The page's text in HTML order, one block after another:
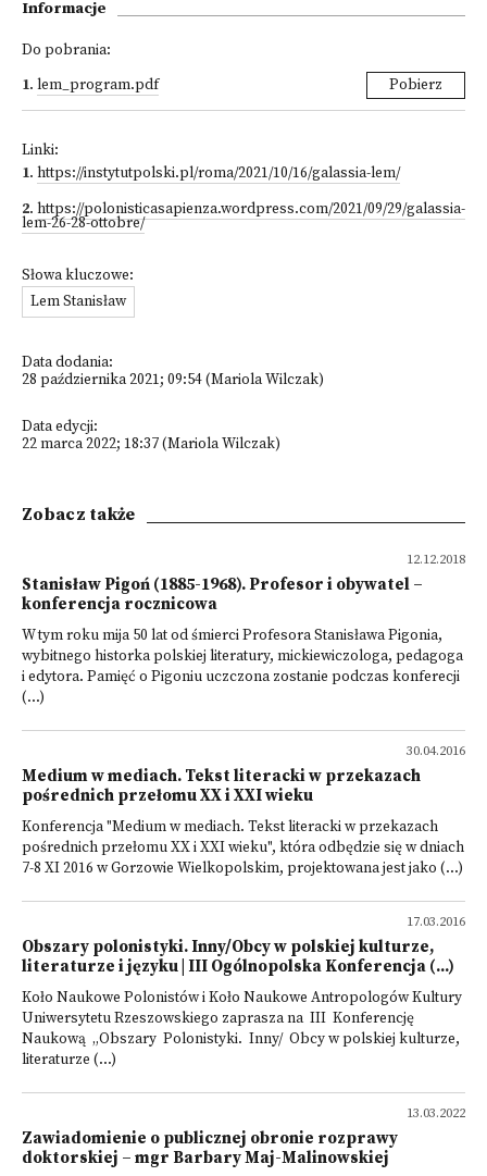
Informacje
Do pobrania:
1. lem_program.pdf Pobierz
Linki:
1. https://instytutpolski.pl/roma/2021/10/16/galassia-lem/
2. https://polonisticasapienza.wordpress.com/2021/09/29/galassia-
lem-26-28-ottobre/
Słowa kluczowe:
Lem Stanisław
Data dodania:
28 października 2021; 09:54 (Mariola Wilczak)
Data edycji:
22 marca 2022; 18:37 (Mariola Wilczak)
Zobacz także
12.12.2018
Stanisław Pigoń (1885-1968). Profesor i obywatel –
konferencja rocznicowa
W tym roku mija 50 lat od śmierci Profesora Stanisława Pigonia,
wybitnego historka polskiej literatury, mickiewiczologa, pedagoga
i edytora. Pamięć o Pigoniu uczczona zostanie podczas konferecji
(...)
30.04.2016
Medium w mediach. Tekst literacki w przekazach
pośrednich przełomu XX i XXI wieku
Konferencja "Medium w mediach. Tekst literacki w przekazach
pośrednich przełomu XX i XXI wieku", która odbędzie się w dniach
7-8 XI 2016 w Gorzowie Wielkopolskim, projektowana jest jako (...)
17.03.2016
Obszary polonistyki. Inny/Obcy w polskiej kulturze,
literaturze i języku | III Ogólnopolska Konferencja (...)
Koło Naukowe Polonistów i Koło Naukowe Antropologów Kultury
Uniwersytetu Rzeszowskiego zaprasza na III Konferencję
Naukową „Obszary Polonistyki. Inny/ Obcy w polskiej kulturze,
literaturze (...)
13.03.2022
Zawiadomienie o publicznej obronie rozprawy
doktorskiej – mgr Barbary Maj-Malinowskiej